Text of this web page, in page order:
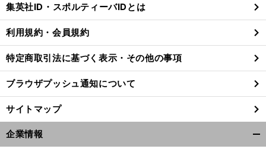
る
集英社ID・スポルティーバIDとは
利用規約・会員規約
特定商取引法に基づく表示・その他の事項
ブラウザプッシュ通知について
サイトマップ
企業情報